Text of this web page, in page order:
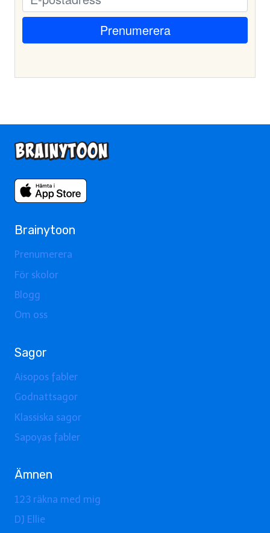
Brainytoon
Prenumerera
För skolor
Blogg
Om oss
Sagor
Aisopos fabler
Godnattsagor
Klassiska sagor
Sapoyas fabler
Ämnen
123 räkna med mig
DJ Ellie